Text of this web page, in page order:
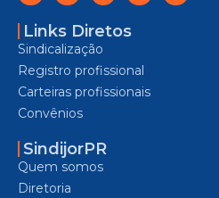
Links Diretos
Sindicalização
Registro profissional
Carteiras profissionais
Convênios
SindijorPR
Quem somos
Diretoria